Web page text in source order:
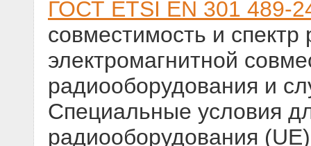
ГОСТ ETSI EN 301 489-
совместимость и спектр
электромагнитной
радиооборудования и
Специальные условия
радиооборудования